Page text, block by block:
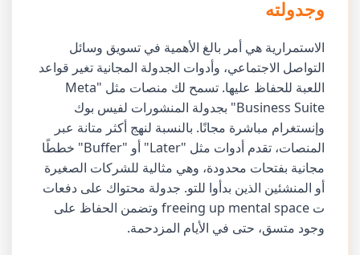
وجدولته
الاستمرارية هي أمر بالغ الأهمية في تسويق وسائل
التواصل الاجتماعي، وأدوات الجدولة المجانية تغير قواعد
اللعبة للحفاظ عليها. تسمح لك منصات مثل "Meta
Business Suite" بجدولة المنشورات لفيس بوك
وإنستغرام مباشرة مجانًا. بالنسبة لنهج أكثر متانة عبر
المنصات، تقدم أدوات مثل "Later" أو "Buffer" خططًا
مجانية بفتحات محدودة، وهي مثالية للشركات الصغيرة
أو المنشئين الذين بدأوا للتو. جدولة محتواك على دفعات
ت freeing up mental space وتضمن الحفاظ على
وجود متسق، حتى في الأيام المزدحمة.